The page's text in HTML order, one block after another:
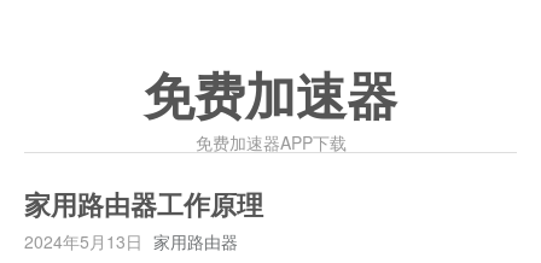
免费加速器
免费加速器APP下载
家用路由器工作原理
2024年5月13日 家用路由器